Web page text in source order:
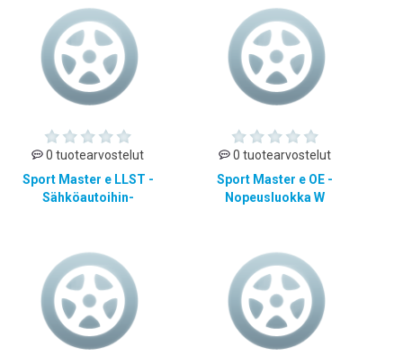
0 tuotearvostelut
Sport Master e LLST -
Sähköautoihin-
0 tuotearvostelut
Sport Master e OE -
Nopeusluokka W